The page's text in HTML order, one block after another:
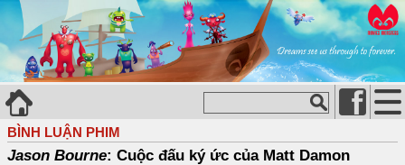
BÌNH LUẬN PHIM
Jason Bourne: Cuộc đấu ký ức của Matt Damon